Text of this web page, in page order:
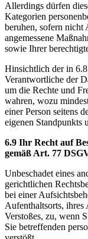
Allerdings dürfen
Kategorien
beruhen, sofern
angemessene
sowie Ihrer
Hinsichtlich der in
Verantwortliche der
um die Rechte und
wahren, wozu
einer Person seitens
eigenen Standpunkts
6.9 Ihr Recht auf
gemäß Art. 77
Unbeschadet eines
gerichtlichen
bei einer
Aufenthaltsorts, ihres
Verstoßes, zu, wenn
Sie betreffenden